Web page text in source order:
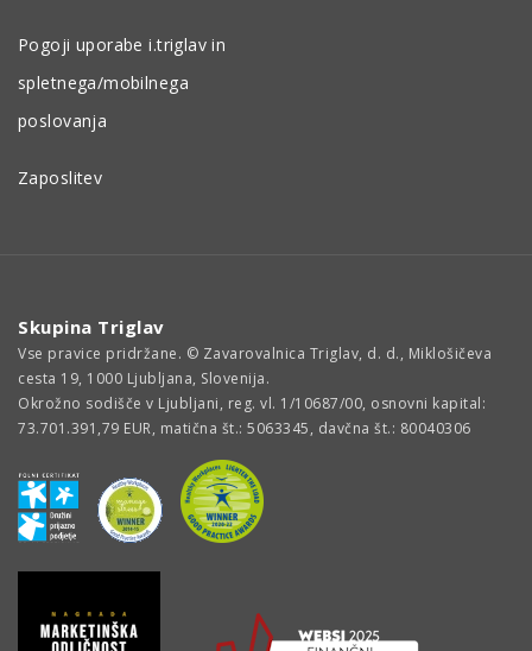
Pogoji uporabe i.triglav in
spletnega/mobilnega
poslovanja
Zaposlitev
Skupina Triglav
Vse pravice pridržane. © Zavarovalnica Triglav, d. d., Miklošičeva
cesta 19, 1000 Ljubljana, Slovenija.
Okrožno sodišče v Ljubljani, reg. vl. 1/10687/00, osnovni kapital:
73.701.391,79 EUR, matična št.: 5063345, davčna št.: 80040306